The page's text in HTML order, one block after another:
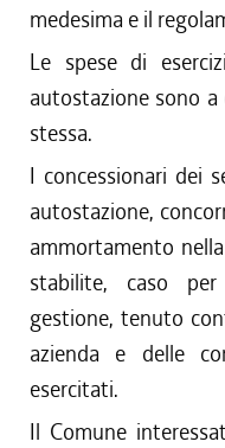
medesima e il
Le spese di
autostazione sono a
stessa.
I concessionari dei
autostazione,
ammortamento
stabilite, caso
gestione, tenuto
azienda e delle
esercitati.
Il Comune